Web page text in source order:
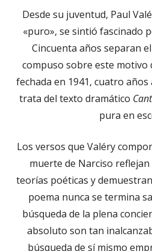
Desde su juventud, Paul
«puro», se sintió fascinado
Cincuenta años separan
compuso sobre este motivo
fechada en 1941, cuatro años
trata del texto dramático
pura en
Los versos que Valéry
muerte de Narciso
teorías poéticas y
poema nunca se termina
búsqueda de la plena
absoluto son tan
búsqueda de sí mismo